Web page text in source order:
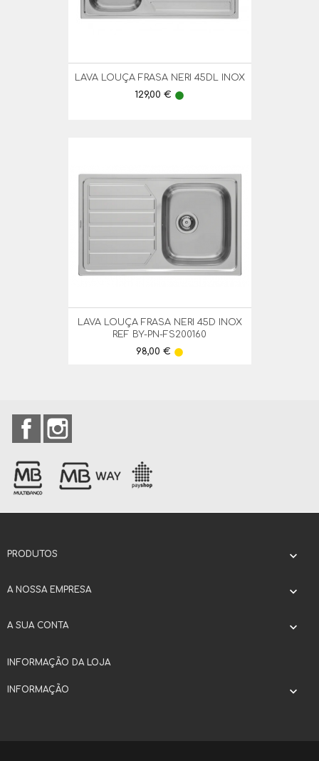
LAVA LOUÇA FRASA NERI 45DL INOX
Preço
129,00 € lens
LAVA LOUÇA FRASA NERI 45D INOX
REF BY-PN-FS200160
Preço
98,00 € lens
Facebook
PRODUTOS 
A NOSSA EMPRESA 
A SUA CONTA 
INFORMAÇÃO DA LOJA
INFORMAÇÃO 